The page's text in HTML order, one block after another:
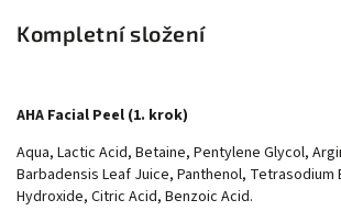
Kompletní složení
AHA Facial Peel (1. krok)
Aqua, Lactic Acid, Betaine, Pentylene Glycol,
Barbadensis Leaf Juice, Panthenol, Tetrasodium
Hydroxide, Citric Acid, Benzoic Acid.